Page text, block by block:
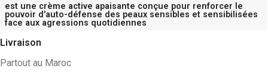
est une crème active apaisante conçue pour renforcer le
pouvoir d'auto-défense des peaux sensibles et sensibilisées
face aux agressions quotidiennes
Livraison
Partout au Maroc